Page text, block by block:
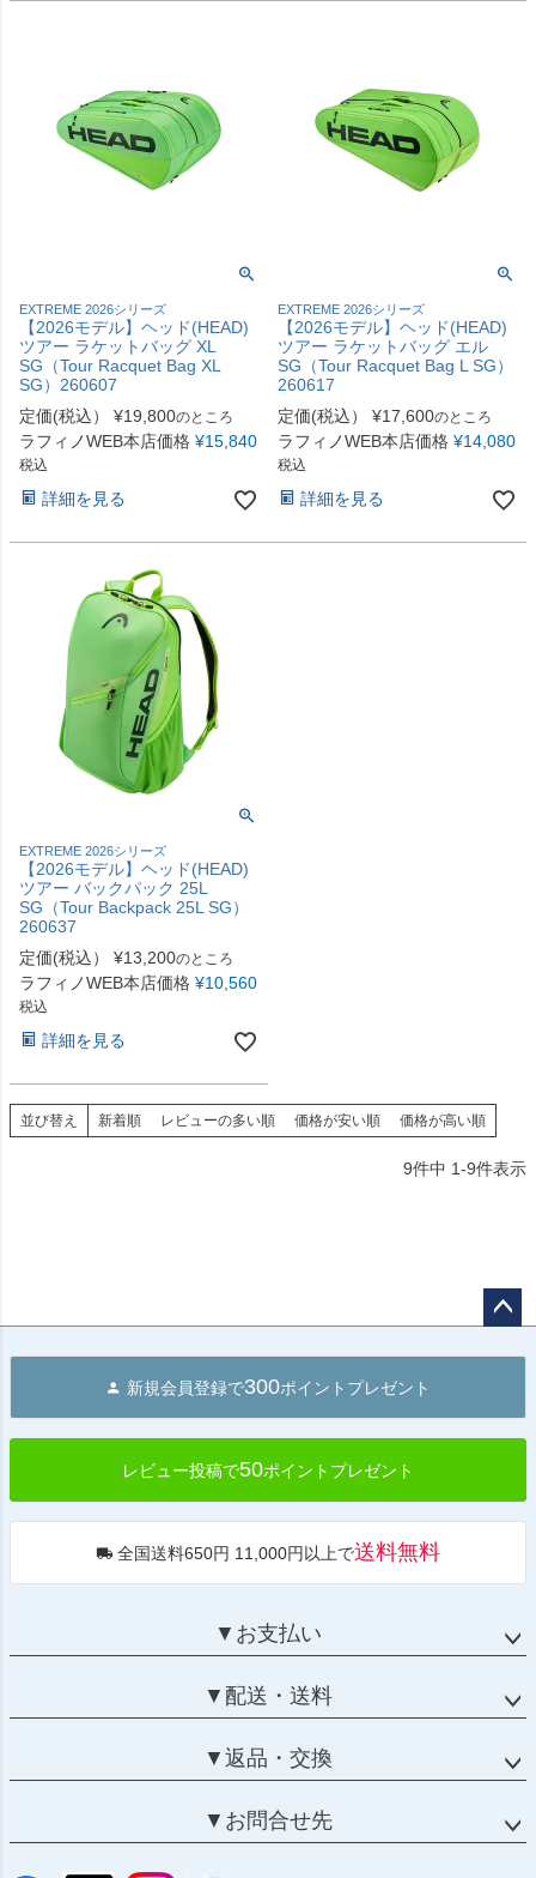
EXTREME 2026シリーズ
【2026モデル】ヘッド(HEAD)
ツアー ラケットバッグ XL
SG（Tour Racquet Bag XL
SG）260607
定価(税込）
¥19,800のところ
ラフィノWEB本店価格 ¥15,840
税込
詳細を見る
EXTREME 2026シリーズ
【2026モデル】ヘッド(HEAD)
ツアー ラケットバッグ エル
SG（Tour Racquet Bag L SG）
260617
定価(税込）
¥17,600のところ
ラフィノWEB本店価格 ¥14,080
税込
詳細を見る
EXTREME 2026シリーズ
【2026モデル】ヘッド(HEAD)
ツアー バックパック 25L
SG（Tour Backpack 25L SG）
260637
定価(税込）
¥13,200のところ
ラフィノWEB本店価格 ¥10,560
税込
詳細を見る
並び替え 新着順 レビューの多い順 価格が安い順 価格が高い順
9件中 1-9件表示
へ
新規会員登録で300ポイントプレゼント
レビュー投稿で50ポイントプレゼント
全国送料650円 11,000円以上で送料無料
▼お支払い
▼配送・送料
▼返品・交換
▼お問合せ先